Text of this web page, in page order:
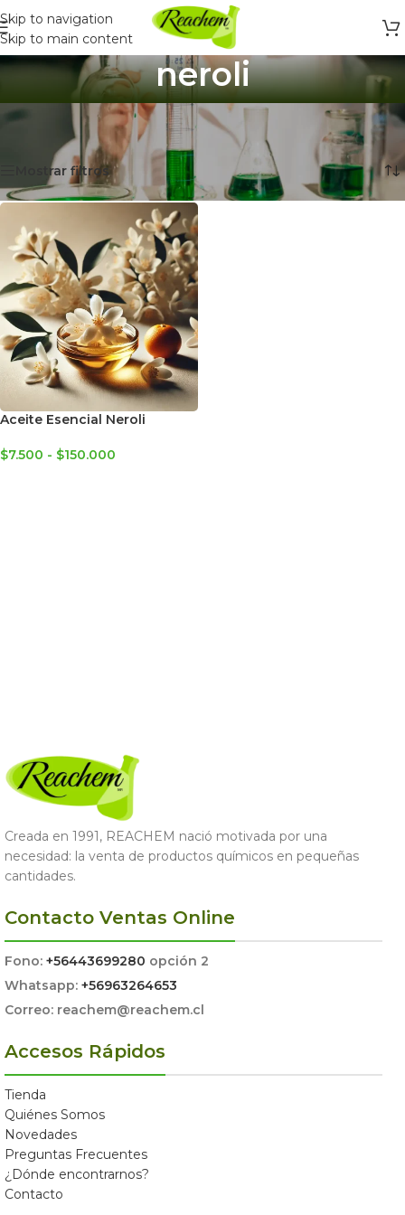
Skip to navigation
Skip to main content
neroli
Inicio
Productos etiquetados “neroli”
Mostrando el único resultado
Mostrar filtros
Aceite Esencial Neroli
$7.500 - $150.000
Creada en 1991, REACHEM nació motivada por una
necesidad: la venta de productos químicos en pequeñas
cantidades.
Contacto Ventas Online
Fono: +56443699280 opción 2
Whatsapp: +56963264653
Correo: reachem@reachem.cl
Accesos Rápidos
Tienda
Quiénes Somos
Novedades
Preguntas Frecuentes
¿Dónde encontrarnos?
Contacto